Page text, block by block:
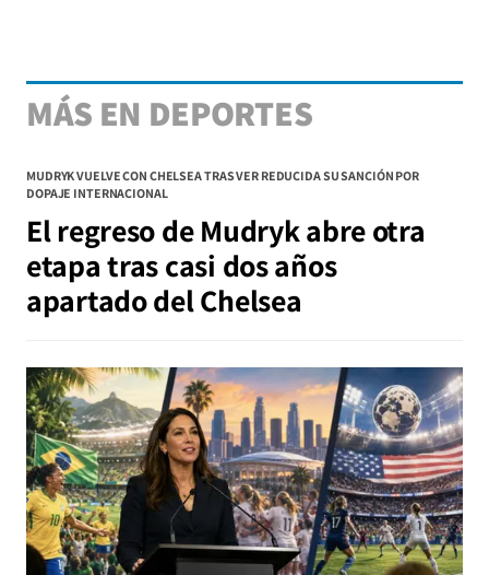
MÁS EN DEPORTES
MUDRYK VUELVE CON CHELSEA TRAS VER REDUCIDA SU SANCIÓN POR
DOPAJE INTERNACIONAL
El regreso de Mudryk abre otra
etapa tras casi dos años
apartado del Chelsea